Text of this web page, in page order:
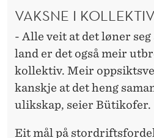
VAKSNE I KOLLEKTIV
- Alle veit at det løner seg
land er det også meir
kollektiv. Meir
kanskje at det heng
ulikskap, seier Bütikofer.
Eit mål på